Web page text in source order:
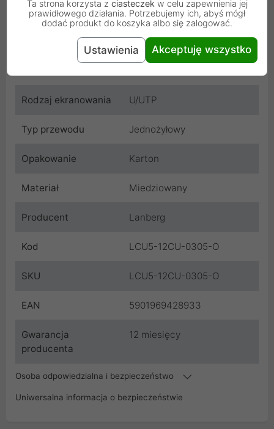
Długość przewodu 305 m
Kat. 5/5E
Rodzaj ekranowania U/UTP
Typ przewodu Jednożyłowy
Opakowanie Karton
Materiał Miedziowany
Producent Lanberg
Kod LCU5-12CU-0305-O
SKU LCU5-12CU-0305-O
EAN 5901969428933
Gwarancja
producenta
12 miesięcy
Osoba odpowiedzialna i bezpieczeństwo
Uniwersalna informacja o bezpieczeństwie
Ta strona korzysta z ciasteczek w celu zapewnienia jej
prawidłowego działania. Potrzebujemy ich, abyś mógł
dodać produkt do koszyka albo się zalogować.
Ustawienia Akceptuję wszystko